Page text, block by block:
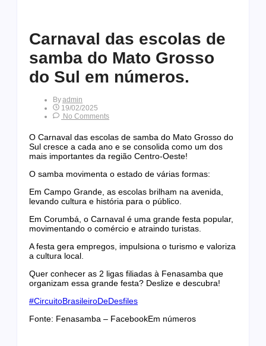
Carnaval das escolas de
samba do Mato Grosso
do Sul em números.
ByAdmin
19/02/2025
No Comments
O Carnaval das escolas de samba do Mato Grosso do
Sul cresce a cada ano e se consolida como um dos
mais importantes da região Centro-Oeste!
O samba movimenta o estado de várias formas:
Em Campo Grande, as escolas brilham na avenida,
levando cultura e história para o público.
Em Corumbá, o Carnaval é uma grande festa popular,
movimentando o comércio e atraindo turistas.
A festa gera empregos, impulsiona o turismo e valoriza
a cultura local.
Quer conhecer as 2 ligas filiadas à Fenasamba que
organizam essa grande festa? Deslize e descubra!
#CircuitoBrasileiroDeDesfiles
Fonte: Fenasamba – FacebookEm números